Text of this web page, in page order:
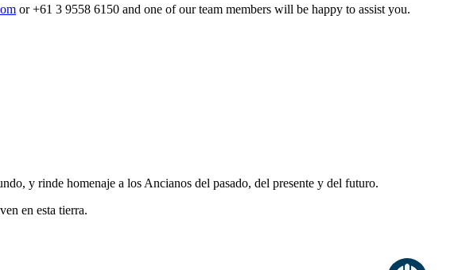
or +61 3 9558 6150 and one of our team members will be happy to assist you.
y rinde homenaje a los Ancianos del pasado, del presente y del futuro.
en esta tierra.